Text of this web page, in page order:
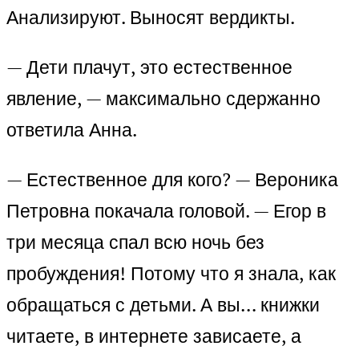
Анализируют. Выносят вердикты.
— Дети плачут, это естественное
явление, — максимально сдержанно
ответила Анна.
— Естественное для кого? — Вероника
Петровна покачала головой. — Егор в
три месяца спал всю ночь без
пробуждения! Потому что я знала, как
обращаться с детьми. А вы… книжки
читаете, в интернете зависаете, а